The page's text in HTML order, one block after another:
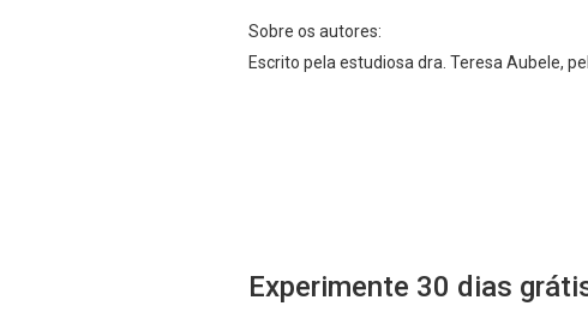
Sobre os autores:
Escrito pela estudiosa dra. Teresa Aubele,
Experimente 30 dias